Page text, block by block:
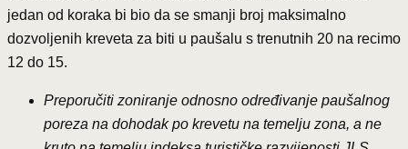
jedan od koraka bi bio da se smanji broj maksimalno
dozvoljenih kreveta za biti u paušalu s trenutnih 20 na recimo
12 do 15.
Preporučiti zoniranje odnosno određivanje paušalnog
poreza na dohodak po krevetu na temelju zona, a ne